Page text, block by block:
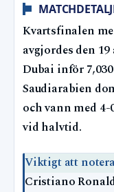
Kvartsfinalen
avgjordes den
Dubai inför
Saudiarabien
och vann med
vid halvtid.
Viktigt att
Cristiano